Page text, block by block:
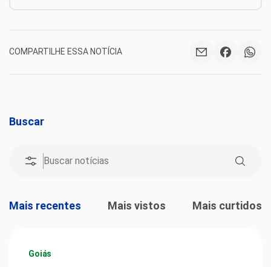
COMPARTILHE ESSA NOTÍCIA
Buscar
Mais recentes Mais vistos Mais curtidos
Goiás